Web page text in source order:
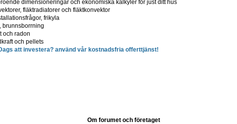
dimensioneringar och ekonomiska kalkyler för just ditt hus
fläktradiatorer och fläktkonvektor
frikyla
brunnsborrning
och radon
och pellets
att investera? använd vår kostnadsfria offerttjänst!
Om forumet och företaget